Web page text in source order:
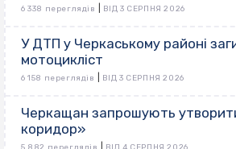
6 338 переглядів ВІД 3 СЕРПНЯ 2026
У ДТП у Черкаському районі
мотоцикліст
6 158 переглядів ВІД 3 СЕРПНЯ 2026
Черкащан запрошують
коридор»